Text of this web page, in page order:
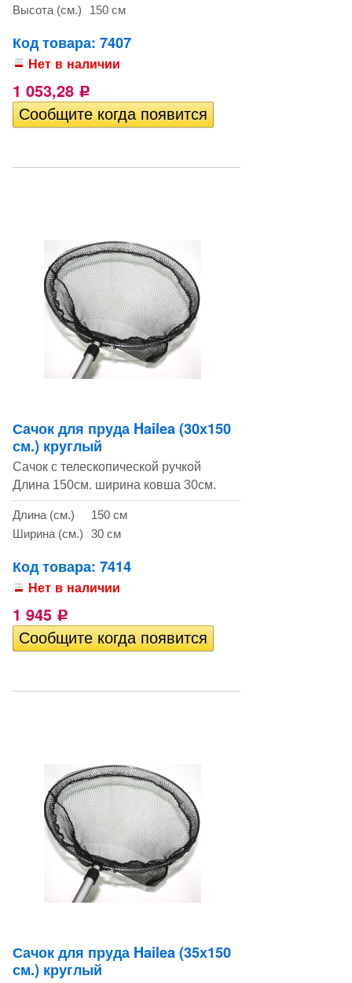
Высота (см.)
150 см
Код товара: 7407
Нет в наличии
1 053,28 Р
Сачок для пруда Hailea (30х150
см.) круглый
Сачок с телескопической ручкой
Длина 150см. ширина ковша 30см.
Длина (см.)
150 см
Ширина (см.)
30 см
Код товара: 7414
Нет в наличии
1 945 Р
Сачок для пруда Hailea (35х150
см.) круглый